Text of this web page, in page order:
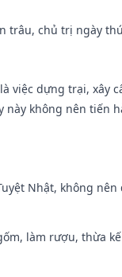
trâu, chủ trị ngày
việc dựng trại, xây
không nên tiến
Nhật, không
làm rượu, thừa